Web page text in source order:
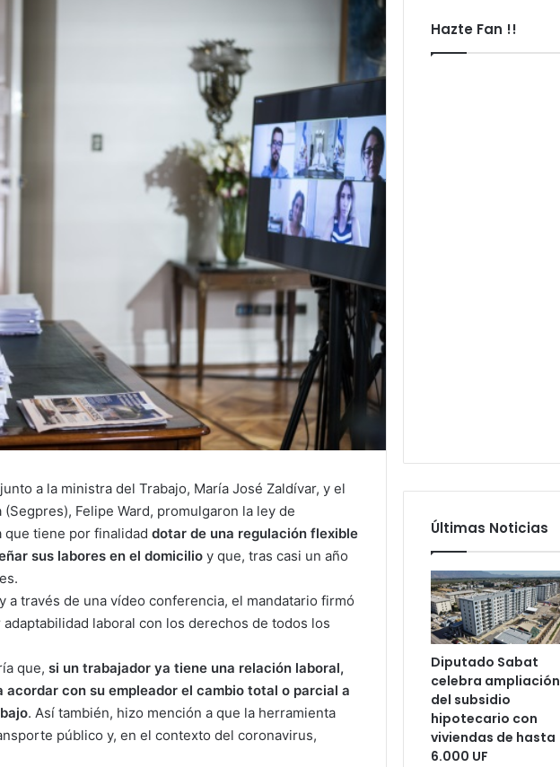
junto a la ministra del Trabajo, María José Zaldívar, y el
Felipe Ward, promulgaron la ley de
que tiene por finalidad dotar de una regulación flexible
sus labores en el domicilio y que, tras casi un año
a través de una vídeo conferencia, el mandatario firmó
laboral con los derechos de todos los
que, si un trabajador ya tiene una relación laboral,
con su empleador el cambio total o parcial a
. Así también, hizo mención a que la herramienta
público y, en el contexto del coronavirus,
Hazte Fan !!
Últimas Noticias
Diputado Sabat
celebra ampliación
del subsidio
hipotecario con
viviendas de hasta
6.000 UF